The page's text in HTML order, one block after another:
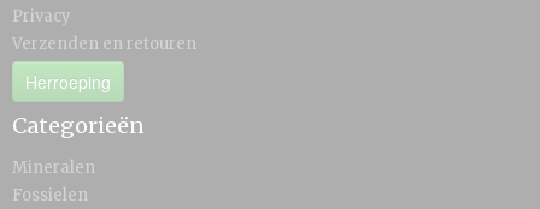
Privacy
Verzenden en retouren
Herroeping
Categorieën
Mineralen
Fossielen